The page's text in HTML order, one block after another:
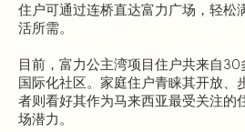
住户可通过连桥直达富力广场，轻松
活所需。
目前，富力公主湾项目住户共来自
国际化社区。家庭住户青睐其开放、
者则看好其作为马来西亚最受关注的
场潜力。